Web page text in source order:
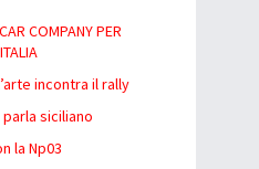
COMPANY PER
incontra il rally
siciliano
la Np03